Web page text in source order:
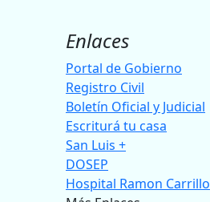
Enlaces
Portal de Gobierno
Registro Civil
Boletín Oficial y Judicial
Escriturá tu casa
San Luis +
DOSEP
Hospital Ramon Carrillo